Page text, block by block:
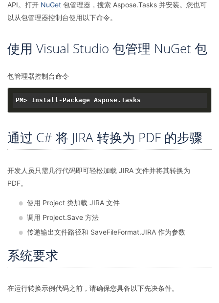
API。打开 NuGet 包管理器，搜索 Aspose.Tasks 并安装。您也可
以从包管理器控制台使用以下命令。
使用 Visual Studio 包管理 NuGet 包
包管理器控制台命令
通过 C# 将 JIRA 转换为 PDF 的步骤
开发人员只需几行代码即可轻松加载 JIRA 文件并将其转换为
PDF。
使用 Project 类加载 JIRA 文件
调用 Project.Save 方法
传递输出文件路径和 SaveFileFormat.JIRA 作为参数
系统要求
在运行转换示例代码之前，请确保您具备以下先决条件。